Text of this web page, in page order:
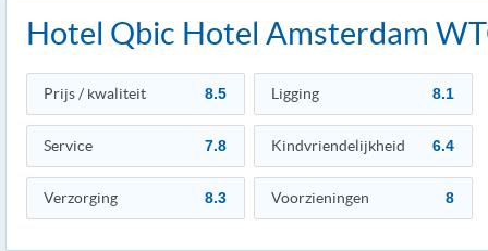
Hotel Qbic Hotel Amsterdam
Prijs / kwaliteit 8.5 Ligging 8.1
Service 7.8 Kindvriendelijkheid 6.4
Verzorging 8.3 Voorzieningen 8